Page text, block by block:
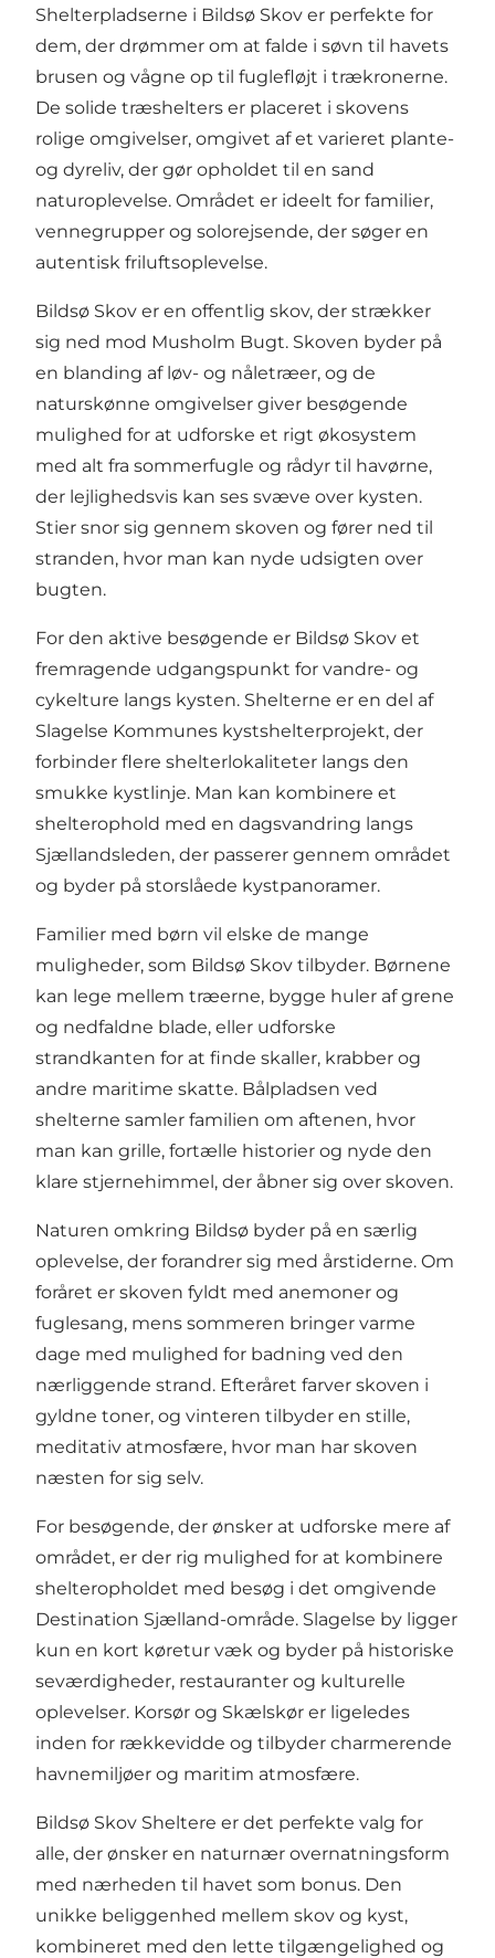
Shelterpladserne i Bildsø Skov er perfekte for
dem, der drømmer om at falde i søvn til havets
brusen og vågne op til fuglefløjt i trækronerne.
De solide træshelters er placeret i skovens
rolige omgivelser, omgivet af et varieret plante-
og dyreliv, der gør opholdet til en sand
naturoplevelse. Området er ideelt for familier,
vennegrupper og solorejsende, der søger en
autentisk friluftsoplevelse.
Bildsø Skov er en offentlig skov, der strækker
sig ned mod Musholm Bugt. Skoven byder på
en blanding af løv- og nåletræer, og de
naturskønne omgivelser giver besøgende
mulighed for at udforske et rigt økosystem
med alt fra sommerfugle og rådyr til havørne,
der lejlighedsvis kan ses svæve over kysten.
Stier snor sig gennem skoven og fører ned til
stranden, hvor man kan nyde udsigten over
bugten.
For den aktive besøgende er Bildsø Skov et
fremragende udgangspunkt for vandre- og
cykelture langs kysten. Shelterne er en del af
Slagelse Kommunes kystshelterprojekt, der
forbinder flere shelterlokaliteter langs den
smukke kystlinje. Man kan kombinere et
shelterophold med en dagsvandring langs
Sjællandsleden, der passerer gennem området
og byder på storslåede kystpanoramer.
Familier med børn vil elske de mange
muligheder, som Bildsø Skov tilbyder. Børnene
kan lege mellem træerne, bygge huler af grene
og nedfaldne blade, eller udforske
strandkanten for at finde skaller, krabber og
andre maritime skatte. Bålpladsen ved
shelterne samler familien om aftenen, hvor
man kan grille, fortælle historier og nyde den
klare stjernehimmel, der åbner sig over skoven.
Naturen omkring Bildsø byder på en særlig
oplevelse, der forandrer sig med årstiderne. Om
foråret er skoven fyldt med anemoner og
fuglesang, mens sommeren bringer varme
dage med mulighed for badning ved den
nærliggende strand. Efteråret farver skoven i
gyldne toner, og vinteren tilbyder en stille,
meditativ atmosfære, hvor man har skoven
næsten for sig selv.
For besøgende, der ønsker at udforske mere af
området, er der rig mulighed for at kombinere
shelteropholdet med besøg i det omgivende
Destination Sjælland-område. Slagelse by ligger
kun en kort køretur væk og byder på historiske
seværdigheder, restauranter og kulturelle
oplevelser. Korsør og Skælskør er ligeledes
inden for rækkevidde og tilbyder charmerende
havnemiljøer og maritim atmosfære.
Bildsø Skov Sheltere er det perfekte valg for
alle, der ønsker en naturnær overnatningsform
med nærheden til havet som bonus. Den
unikke beliggenhed mellem skov og kyst,
kombineret med den lette tilgængelighed og